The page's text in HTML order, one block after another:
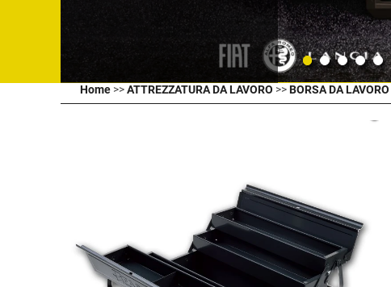
Home>>ATTREZZATURA DA LAVORO >>BORSA DA LAVORO